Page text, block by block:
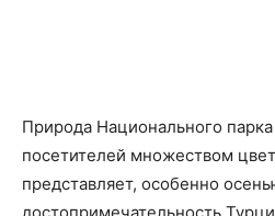
Природа Национального
посетителей множеством
представляет, особенно